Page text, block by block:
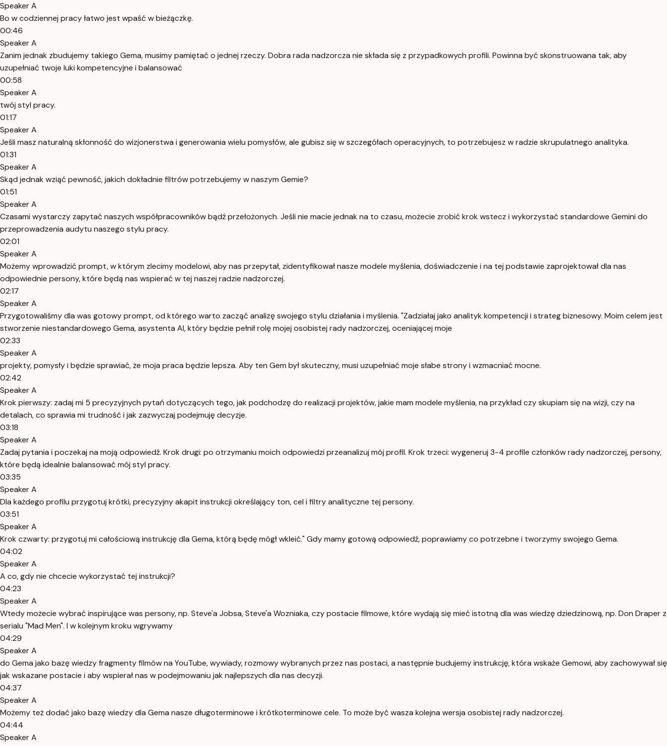
Speaker A
Bo w codziennej pracy łatwo jest wpaść w bieżączkę.
00:46
Speaker A
Zanim jednak zbudujemy takiego Gema, musimy pamiętać o jednej rzeczy. Dobra rada nadzorcza nie składa się z przypadkowych profili. Powinna być skonstruowana tak, aby
uzupełniać twoje luki kompetencyjne i balansować
00:58
Speaker A
twój styl pracy.
01:17
Speaker A
Jeśli masz naturalną skłonność do wizjonerstwa i generowania wielu pomysłów, ale gubisz się w szczegółach operacyjnych, to potrzebujesz w radzie skrupulatnego analityka.
01:31
Speaker A
Skąd jednak wziąć pewność, jakich dokładnie filtrów potrzebujemy w naszym Gemie?
01:51
Speaker A
Czasami wystarczy zapytać naszych współpracowników bądź przełożonych. Jeśli nie macie jednak na to czasu, możecie zrobić krok wstecz i wykorzystać standardowe Gemini do
przeprowadzenia audytu naszego stylu pracy.
02:01
Speaker A
Możemy wprowadzić prompt, w którym zlecimy modelowi, aby nas przepytał, zidentyfikował nasze modele myślenia, doświadczenie i na tej podstawie zaprojektował dla nas
odpowiednie persony, które będą nas wspierać w tej naszej radzie nadzorczej.
02:17
Speaker A
Przygotowaliśmy dla was gotowy prompt, od którego warto zacząć analizę swojego stylu działania i myślenia. "Zadziałaj jako analityk kompetencji i strateg biznesowy. Moim celem jest
stworzenie niestandardowego Gema, asystenta AI, który będzie pełnił rolę mojej osobistej rady nadzorczej, oceniającej moje
02:33
Speaker A
projekty, pomysły i będzie sprawiać, że moja praca będzie lepsza. Aby ten Gem był skuteczny, musi uzupełniać moje słabe strony i wzmacniać mocne.
02:42
Speaker A
Krok pierwszy: zadaj mi 5 precyzyjnych pytań dotyczących tego, jak podchodzę do realizacji projektów, jakie mam modele myślenia, na przykład czy skupiam się na wizji, czy na
detalach, co sprawia mi trudność i jak zazwyczaj podejmuję decyzje.
03:18
Speaker A
Zadaj pytania i poczekaj na moją odpowiedź. Krok drugi: po otrzymaniu moich odpowiedzi przeanalizuj mój profil. Krok trzeci: wygeneruj 3-4 profile członków rady nadzorczej, persony,
które będą idealnie balansować mój styl pracy.
03:35
Speaker A
Dla każdego profilu przygotuj krótki, precyzyjny akapit instrukcji określający ton, cel i filtry analityczne tej persony.
03:51
Speaker A
Krok czwarty: przygotuj mi całościową instrukcję dla Gema, którą będę mógł wkleić." Gdy mamy gotową odpowiedź, poprawiamy co potrzebne i tworzymy swojego Gema.
04:02
Speaker A
A co, gdy nie chcecie wykorzystać tej instrukcji?
04:23
Speaker A
Wtedy możecie wybrać inspirujące was persony, np. Steve'a Jobsa, Steve'a Wozniaka, czy postacie filmowe, które wydają się mieć istotną dla was wiedzę dziedzinową, np. Don Draper z
serialu "Mad Men". I w kolejnym kroku wgrywamy
04:29
Speaker A
do Gema jako bazę wiedzy fragmenty filmów na YouTube, wywiady, rozmowy wybranych przez nas postaci, a następnie budujemy instrukcję, która wskaże Gemowi, aby zachowywał się
jak wskazane postacie i aby wspierał nas w podejmowaniu jak najlepszych dla nas decyzji.
04:37
Speaker A
Możemy też dodać jako bazę wiedzy dla Gema nasze długoterminowe i krótkoterminowe cele. To może być wasza kolejna wersja osobistej rady nadzorczej.
04:44
Speaker A